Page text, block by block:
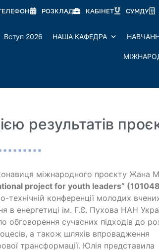
РОЗКЛАД КАБІНЕТ СУМДУ
Вступ 2026 НАША КАФЕДРА
результатів
міжнародного проєкту Жана
project for youth leaders”
конференції молодих
в енергетиці ім. Г.Є. Пухова НАН
обговорення сучасних підходів до
а також шляхів впровадження
трансформації. Юлія представила